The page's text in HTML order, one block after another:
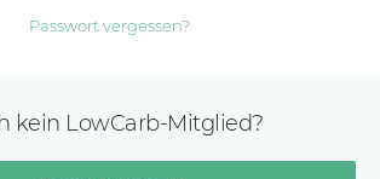
Passwort vergessen?
kein LowCarb-Mitglied?